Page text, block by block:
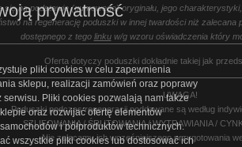
się na podstawie (gumowego) oryginału, jego
na regenerację poduszki w innej twardości niż zalecana
dostępnego z tego linkuw/g wzoru oświadczenia który
Oferta dotyczy poduszki dokładnie takiej jak
UWAGA!
Poduszki podczas regeneracji poddawane są według
SZLIFOWANIA / ŚRUTOWANIA / WYTRAWIANIA /
Nie zalecamy ich wcześniejszego przygotowania
prywatność
pliki cookies w celu zapewnienia
sklepu, realizacji zamówień oraz poprawy
serwisu. Pliki cookies pozwalają nam także
oraz rozwijać ofertę elementów
i półproduktów technicznych.
wszystkie pliki cookies lub dostosować ich